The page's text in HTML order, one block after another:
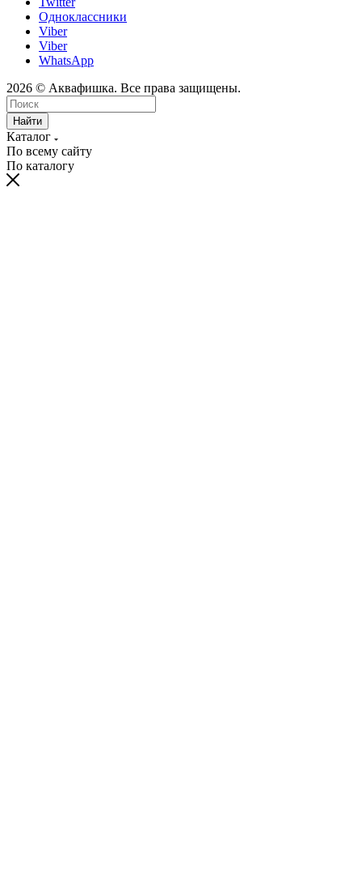
Одноклассники
Viber
Viber
WhatsApp
2026 © Аквафишка. Все права защищены.
Найти
Каталог
По всему сайту
По каталогу